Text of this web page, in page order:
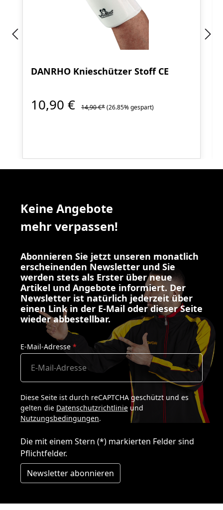
DANRHO Knieschützer Stoff CE
10,90 € 14,90 €*(26.85% gespart)
Keine Angebote
mehr verpassen!
Abonnieren Sie jetzt unseren monatlich
erscheinenden Newsletter und Sie
werden stets als Erster über neue
Artikel und Angebote informiert. Der
Newsletter ist natürlich jederzeit über
einen Link in der E-Mail oder dieser Seite
wieder abbestellbar.
E-Mail-Adresse *
Diese Seite ist durch reCAPTCHA geschützt und es
gelten die Datenschutzrichtlinie und
Nutzungsbedingungen.
Die mit einem Stern (*) markierten Felder sind
Pflichtfelder.
Newsletter abonnieren